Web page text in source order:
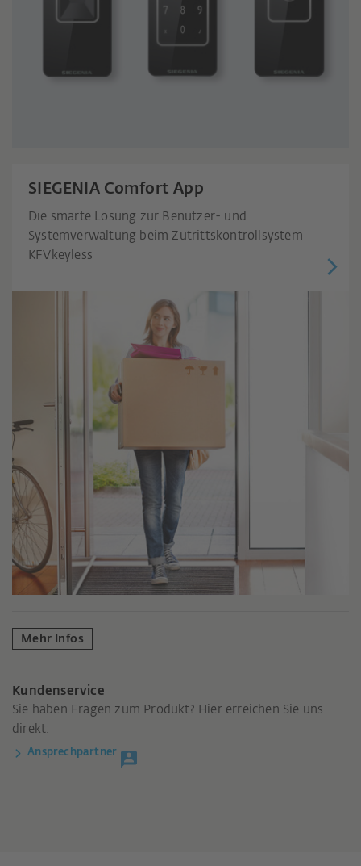
SIEGENIA Comfort App
Die smarte Lösung zur Benutzer- und
Systemverwaltung beim Zutrittskontrollsystem
KFVkeyless
Mehr Infos
Kundenservice
Sie haben Fragen zum Produkt? Hier erreichen Sie uns
direkt:
Ansprechpartner